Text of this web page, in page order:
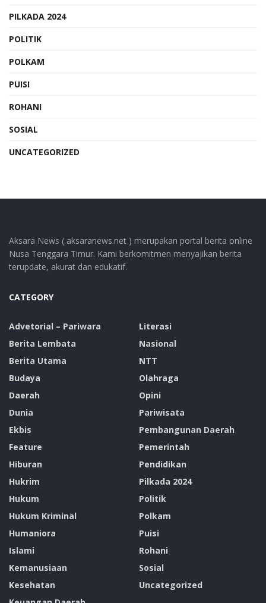
PILKADA 2024
POLITIK
POLKAM
PUISI
ROHANI
SOSIAL
UNCATEGORIZED
Aksara News ( aksaranews.net ) merupakan portal berita online
Nusa Tenggara Timur. Kami berkomitmen menyajikan berita
terupdate, akurat dan edukatif.
CATEGORY
Advetorial – Pariwara
Berita Lembata
Berita Utama
Budaya
Daerah
Dunia
Ekbis
Feature
Hiburan
Hukrim
Hukum
Hukum Kriminal
Humaniora
Islami
Kemanusiaan
Kesehatan
Literasi
Nasional
NTT
Olahraga
Opini
Pariwisata
Pembangunan Daerah
Pemerintah
Pendidikan
Pilkada 2024
Politik
Polkam
Puisi
Rohani
Sosial
Uncategorized